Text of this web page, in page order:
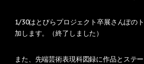
1/30はとびらプロジェクト卒展さんぽの
加します。（終了しました）
また、先端芸術表現科図録に作品とステ